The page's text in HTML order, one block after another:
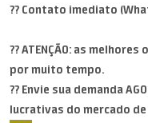
?? Contato imediato
?? ATENÇÃO: as
por muito tempo.
?? Envie sua demanda
lucrativas do mercado